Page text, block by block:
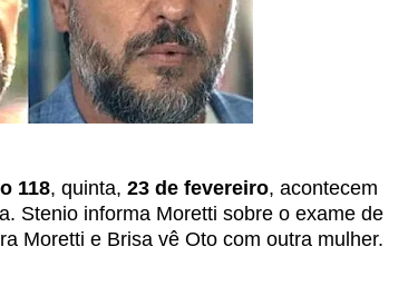
118, quinta, 23 de fevereiro, acontecem
Stenio informa Moretti sobre o exame de
Moretti e Brisa vê Oto com outra mulher.